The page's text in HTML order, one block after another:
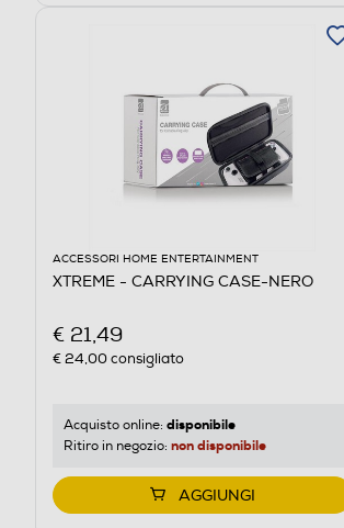
ACCESSORI HOME ENTERTAINMENT
XTREME - CARRYING CASE-NERO
€ 21,49
€ 24,00consigliato
Acquisto online: disponibile
Ritiro in negozio: non disponibile
AGGIUNGI